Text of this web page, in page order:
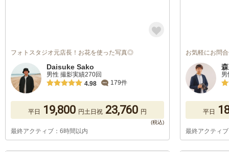
フォトスタジオ元店長！お花を使った写真◎
Daisuke Sako
男性 撮影実績270回
4.98
179件
平日 19,800 円土日祝 23,760 円
最終アクティブ：6時間以内
お気軽にお問
平日
最終アクティ